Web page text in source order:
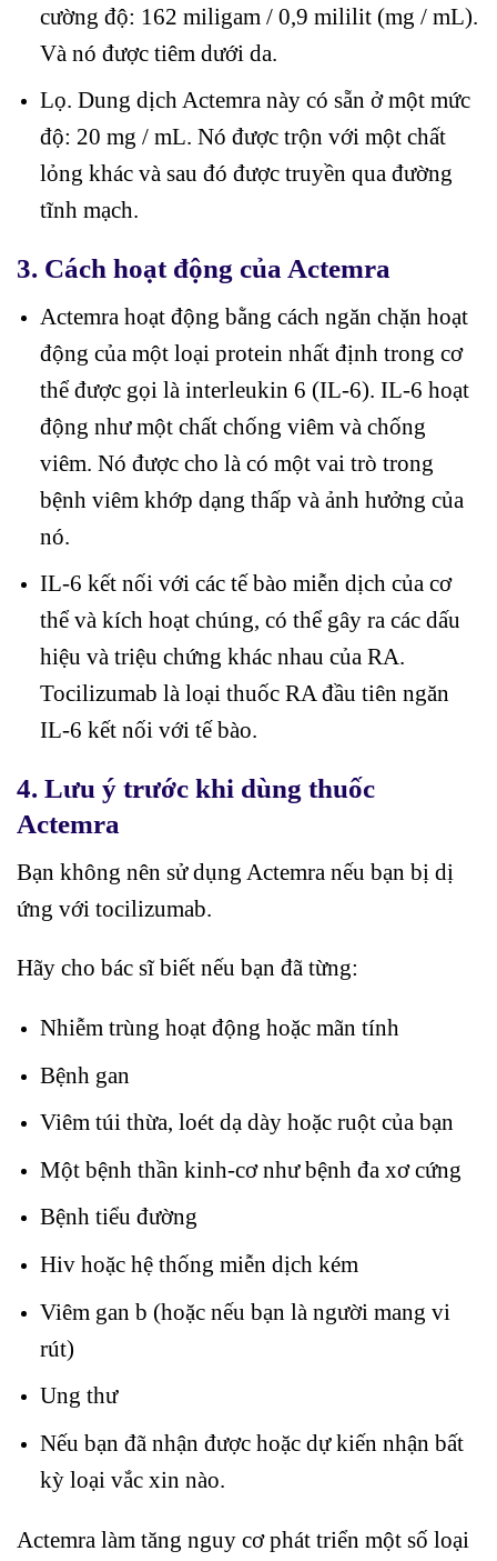
cường độ: 162 miligam / 0,9 mililit (mg / mL).
Và nó được tiêm dưới da.
Lọ. Dung dịch Actemra này có sẵn ở một mức
độ: 20 mg / mL. Nó được trộn với một chất
lỏng khác và sau đó được truyền qua đường
tĩnh mạch.
3. Cách hoạt động của Actemra
Actemra hoạt động bằng cách ngăn chặn hoạt
động của một loại protein nhất định trong cơ
thể được gọi là interleukin 6 (IL-6). IL-6 hoạt
động như một chất chống viêm và chống
viêm. Nó được cho là có một vai trò trong
bệnh viêm khớp dạng thấp và ảnh hưởng của
nó.
IL-6 kết nối với các tế bào miễn dịch của cơ
thể và kích hoạt chúng, có thể gây ra các dấu
hiệu và triệu chứng khác nhau của RA.
Tocilizumab là loại thuốc RA đầu tiên ngăn
IL-6 kết nối với tế bào.
4. Lưu ý trước khi dùng thuốc
Actemra
Bạn không nên sử dụng Actemra nếu bạn bị dị
ứng với tocilizumab.
Hãy cho bác sĩ biết nếu bạn đã từng:
Nhiễm trùng hoạt động hoặc mãn tính
Bệnh gan
Viêm túi thừa, loét dạ dày hoặc ruột của bạn
Một bệnh thần kinh-cơ như bệnh đa xơ cứng
Bệnh tiểu đường
Hiv hoặc hệ thống miễn dịch kém
Viêm gan b (hoặc nếu bạn là người mang vi
rút)
Ung thư
Nếu bạn đã nhận được hoặc dự kiến ​​nhận bất
kỳ loại vắc xin nào.
Actemra làm tăng nguy cơ phát triển một số loại